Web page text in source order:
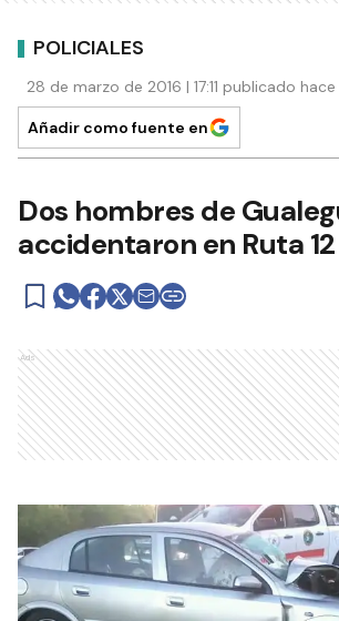
POLICIALES
28 de marzo de 2016 | 17:11 publicado
Añadir como fuente en
Dos hombres de
accidentaron en Ruta 12
Ads